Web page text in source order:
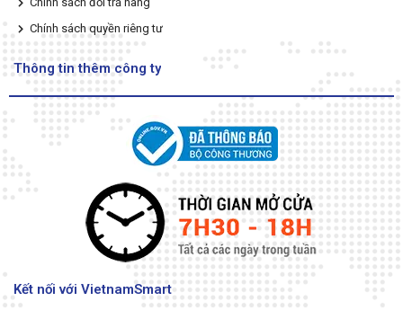
Chính sách quyền riêng tư
Thông tin thêm công ty
Kết nối với VietnamSmart